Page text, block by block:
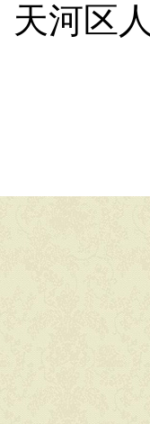
天河区